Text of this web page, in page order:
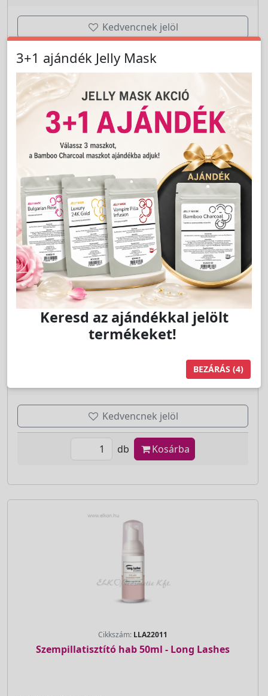
Kedvencnek jelöl
db Nem vásárolható!
Cikkszám:LLA22004
Szemfesték lemosó párna 75db - Long Lashes
LAKOSSÁGI ÁR (BRUTTÓ)
4 499 Ft
Kedvencnek jelöl
db Kosárba
Cikkszám: LLA22011
Szempillatisztító hab 50ml - Long Lashes
3+1 ajándék Jelly Mask
Keresd az ajándékkal jelölt
termékeket!
BEZÁRÁS (3)